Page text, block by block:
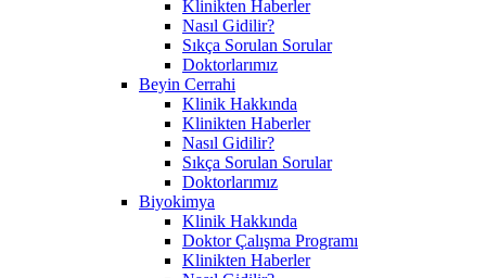
Klinikten Haberler
Nasıl Gidilir?
Sıkça Sorulan Sorular
Doktorlarımız
Beyin Cerrahi
Klinik Hakkında
Klinikten Haberler
Nasıl Gidilir?
Sıkça Sorulan Sorular
Doktorlarımız
Biyokimya
Klinik Hakkında
Doktor Çalışma Programı
Klinikten Haberler